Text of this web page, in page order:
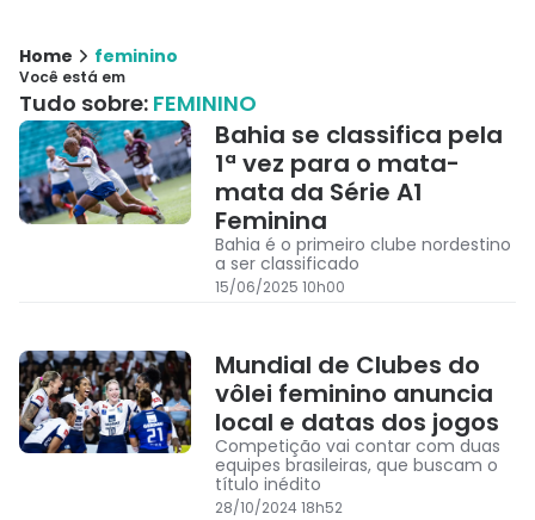
Home feminino
Você está em
Tudo sobre: FEMININO
Bahia se classifica pela
1ª vez para o mata-
mata da Série A1
Feminina
Bahia é o primeiro clube nordestino
a ser classificado
15/06/2025 10h00
Mundial de Clubes do
vôlei feminino anuncia
local e datas dos jogos
Competição vai contar com duas
equipes brasileiras, que buscam o
título inédito
28/10/2024 18h52